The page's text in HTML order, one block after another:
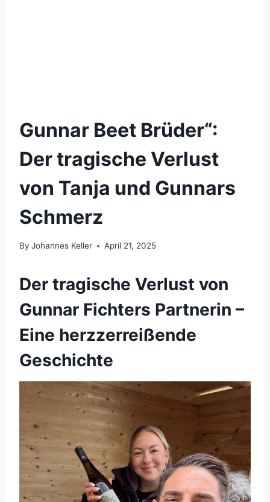
Gunnar Beet Brüder“:
Der tragische Verlust
von Tanja und Gunnars
Schmerz
By Johannes Keller April 21, 2025
Der tragische Verlust von
Gunnar Fichters Partnerin –
Eine herzzerreißende
Geschichte